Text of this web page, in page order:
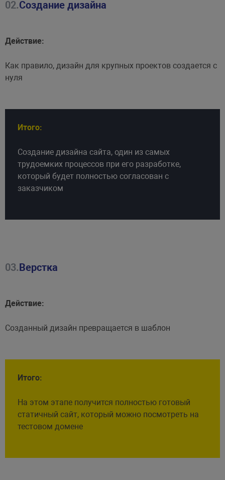
02.Создание дизайна
Действие:
Как правило, дизайн для крупных проектов создается с
нуля
Итого:
Создание дизайна сайта, один из самых
трудоемких процессов при его разработке,
который будет полностью согласован с
заказчиком
03.Верстка
Действие:
Созданный дизайн превращается в шаблон
Итого:
На этом этапе получится полностью готовый
статичный сайт, который можно посмотреть на
тестовом домене